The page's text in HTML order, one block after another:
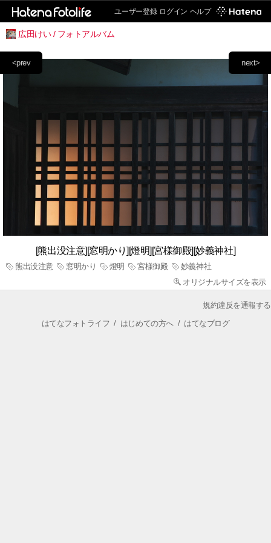
ユーザー登録 ログイン ヘルプ
広田けい / フォトアルバム
next>
<prev
[熊出没注意][窓明かり][燈明][宮様御殿][妙義神社]
熊出没注意 窓明かり 燈明 宮様御殿
妙義神社
オリジナルサイズを表示
規約違反を通報する
はてなフォトライフ / はじめての方へ/ はてなブログ